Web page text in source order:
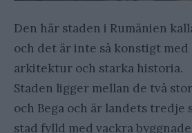
Den här staden i Rumänien
och det är inte så konstigt med
arkitektur och starka historia.
Staden ligger mellan de två
och Bega och är landets tredje
stad fylld med vackra